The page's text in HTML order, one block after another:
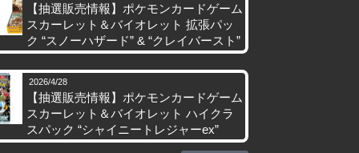
【抽選販売情報】ポケモンカードゲーム
スカーレット＆バイオレット 拡張パッ
ク “スノーハザード” & “クレイバースト”
2026/4/28
【抽選販売情報】ポケモンカードゲーム
スカーレット＆バイオレット ハイクラ
スパック “シャイニートレジャーex”